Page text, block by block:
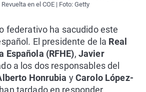
en el COE | Foto: Getty
federativo ha sacudido este
El presidente de la Real
Española (RFHE), Javier
a los dos responsables del
Honrubia yCarolo López-
tardado en responder